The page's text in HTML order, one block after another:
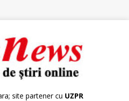
site partener cu UZPR